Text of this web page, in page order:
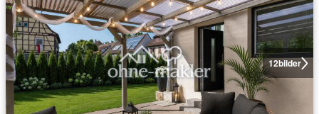
12bilder